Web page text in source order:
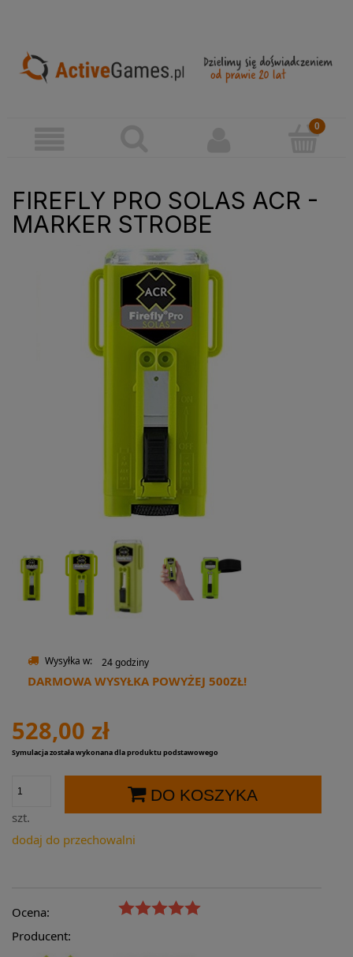
FIREFLY PRO SOLAS ACR -
MARKER STROBE
Wysyłka w: 24 godziny
DARMOWA WYSYŁKA POWYŻEJ 500ZŁ!
528,00 zł
Symulacja została wykonana dla produktu podstawowego
szt.
DO KOSZYKA
dodaj do przechowalni
Ocena:
Producent: